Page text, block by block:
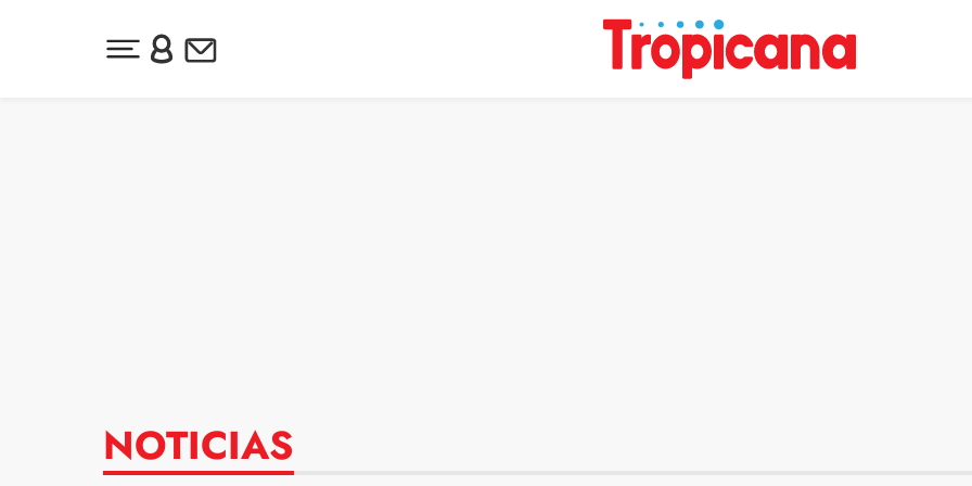
Desplegar menú principal
Inicia sesión o regístrate
Newsletter
NOTICIAS